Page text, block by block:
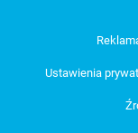
Ustawienia